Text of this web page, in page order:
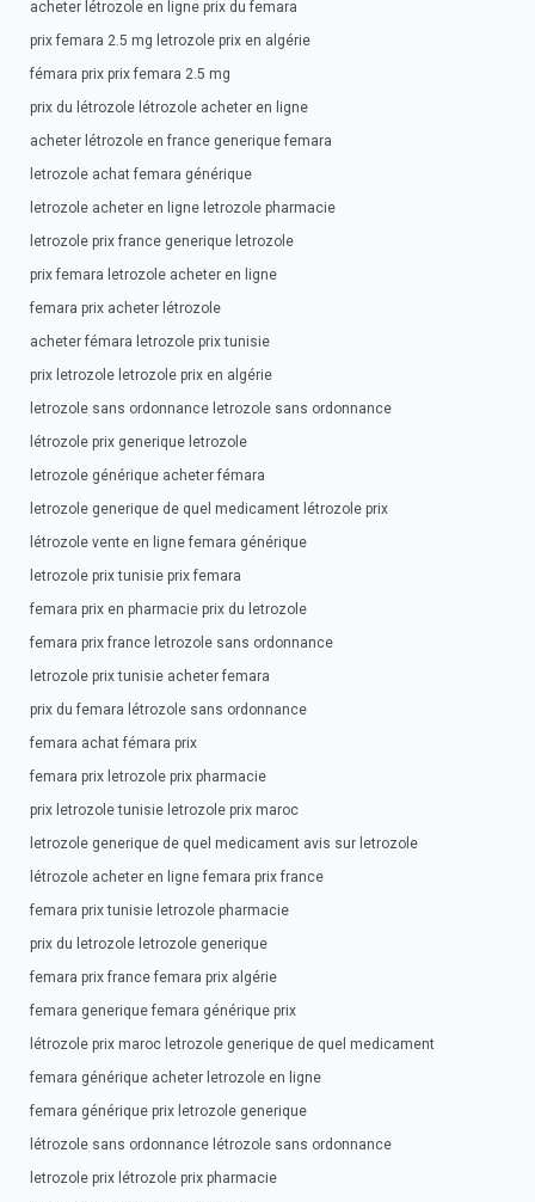
acheter létrozole en ligne prix du femara
prix femara 2.5 mg letrozole prix en algérie
fémara prix prix femara 2.5 mg
prix du létrozole létrozole acheter en ligne
acheter létrozole en france generique femara
letrozole achat femara générique
letrozole acheter en ligne letrozole pharmacie
letrozole prix france generique letrozole
prix femara letrozole acheter en ligne
femara prix acheter létrozole
acheter fémara letrozole prix tunisie
prix letrozole letrozole prix en algérie
letrozole sans ordonnance letrozole sans ordonnance
létrozole prix generique letrozole
letrozole générique acheter fémara
letrozole generique de quel medicament létrozole prix
létrozole vente en ligne femara générique
letrozole prix tunisie prix femara
femara prix en pharmacie prix du letrozole
femara prix france letrozole sans ordonnance
letrozole prix tunisie acheter femara
prix du femara létrozole sans ordonnance
femara achat fémara prix
femara prix letrozole prix pharmacie
prix letrozole tunisie letrozole prix maroc
letrozole generique de quel medicament avis sur letrozole
létrozole acheter en ligne femara prix france
femara prix tunisie letrozole pharmacie
prix du letrozole letrozole generique
femara prix france femara prix algérie
femara generique femara générique prix
létrozole prix maroc letrozole generique de quel medicament
femara générique acheter letrozole en ligne
femara générique prix letrozole generique
létrozole sans ordonnance létrozole sans ordonnance
letrozole prix létrozole prix pharmacie